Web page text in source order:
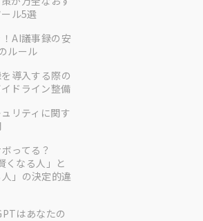
ル5選
AI議事録の安
ルール
導入する際の
ドライン整備
リティに関す
ってる？
くなる人」と
人」の決定的違
はあなたの